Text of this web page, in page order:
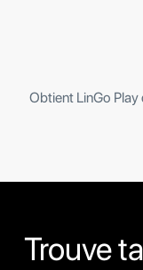
Obtient LinGo Play
Trouve